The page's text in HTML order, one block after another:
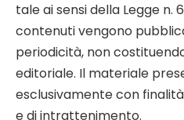
tale ai sensi della Legge n.
contenuti vengono
periodicità, non
editoriale. Il materiale
esclusivamente con
e di intrattenimento.